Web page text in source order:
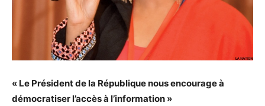
« Le Président de la République nous encourage à
démocratiser l’accès à l’information »